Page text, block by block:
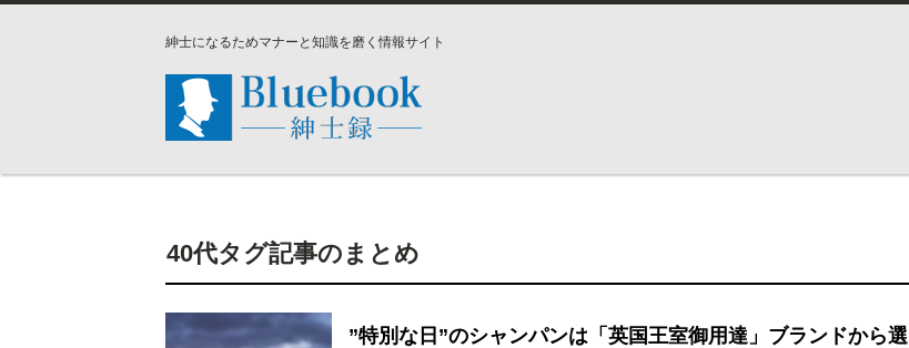
紳士になるためマナーと知識を磨く情報サイト
40代タグ記事のまとめ
”特別な日”のシャンパンは「英国王室御用達」ブランドから選